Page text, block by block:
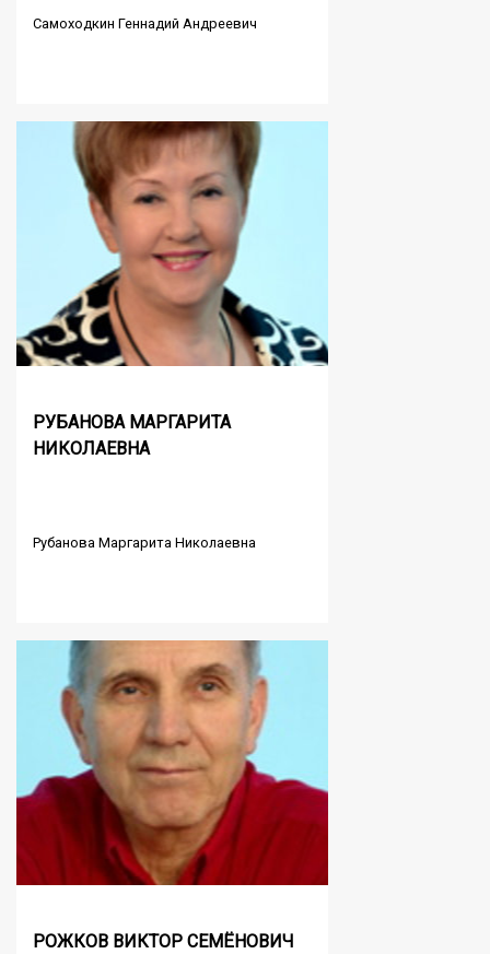
Самоходкин Геннадий Андреевич
РУБАНОВА МАРГАРИТА
НИКОЛАЕВНА
Рубанова Маргарита Николаевна
РОЖКОВ ВИКТОР СЕМЁНОВИЧ